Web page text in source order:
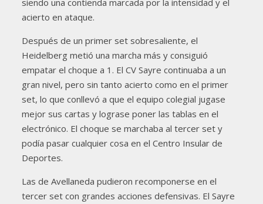
siendo una contienda marcada por la intensidad y el
acierto en ataque.
Después de un primer set sobresaliente, el
Heidelberg metió una marcha más y consiguió
empatar el choque a 1. El CV Sayre continuaba a un
gran nivel, pero sin tanto acierto como en el primer
set, lo que conllevó a que el equipo colegial jugase
mejor sus cartas y lograse poner las tablas en el
electrónico. El choque se marchaba al tercer set y
podía pasar cualquier cosa en el Centro Insular de
Deportes.
Las de Avellaneda pudieron recomponerse en el
tercer set con grandes acciones defensivas. El Sayre